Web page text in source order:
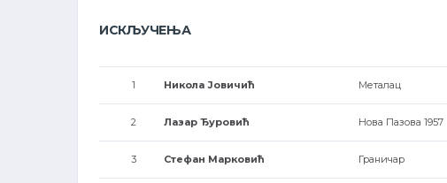
ИСКЉУЧЕЊА
1 Никола Јовичић Металац
2 Лазар Ђуровић Нова Пазова 1957
3 Стефан Марковић Граничар